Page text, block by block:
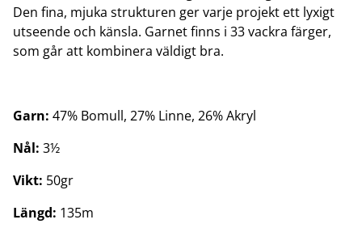
Den fina, mjuka strukturen ger varje projekt ett lyxigt
utseende och känsla. Garnet finns i 33 vackra färger,
som går att kombinera väldigt bra.
Garn: 47% Bomull, 27% Linne, 26% Akryl
Nål: 3½
Vikt: 50gr
Längd: 135m